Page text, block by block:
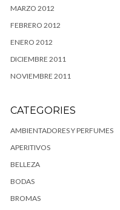
MARZO 2012
FEBRERO 2012
ENERO 2012
DICIEMBRE 2011
NOVIEMBRE 2011
CATEGORIES
AMBIENTADORES Y PERFUMES
APERITIVOS
BELLEZA
BODAS
BROMAS